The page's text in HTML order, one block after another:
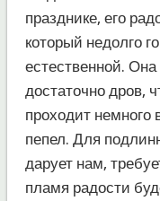
празднике, его
который недолго
естественной. Она
достаточно дров,
проходит немного
пепел. Для
дарует нам,
пламя радости